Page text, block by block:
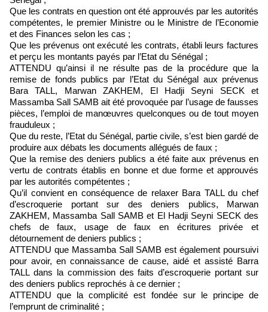
Que les contrats en question ont été approuvés par les autorités
compétentes, le premier Ministre ou le Ministre de l’Economie
et des Finances selon les cas ;
Que les prévenus ont exécuté les contrats, établi leurs factures
et perçu les montants payés par l’Etat du Sénégal ;
ATTENDU qu’ainsi il ne résulte pas de la procédure que la
remise de fonds publics par l’Etat du Sénégal aux prévenus
Bara TALL, Marwan ZAKHEM, El Hadji Seyni SECK et
Massamba Sall SAMB ait été provoquée par l’usage de fausses
pièces, l’emploi de manœuvres quelconques ou de tout moyen
frauduleux ;
Que du reste, l’Etat du Sénégal, partie civile, s’est bien gardé de
produire aux débats les documents allégués de faux ;
Que la remise des deniers publics a été faite aux prévenus en
vertu de contrats établis en bonne et due forme et approuvés
par les autorités compétentes ;
Qu’il convient en conséquence de relaxer Bara TALL du chef
d’escroquerie portant sur des deniers publics, Marwan
ZAKHEM, Massamba Sall SAMB et El Hadji Seyni SECK des
chefs de faux, usage de faux en écritures privée et
détournement de deniers publics ;
ATTENDU que Massamba Sall SAMB est également poursuivi
pour avoir, en connaissance de cause, aidé et assisté Barra
TALL dans la commission des faits d’escroquerie portant sur
des deniers publics reprochés à ce dernier ;
ATTENDU que la complicité est fondée sur le principe de
l’emprunt de criminalité ;